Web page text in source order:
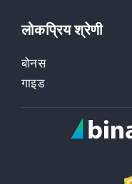
लोकप्रिय श्रेणी
बोनस
गाइड